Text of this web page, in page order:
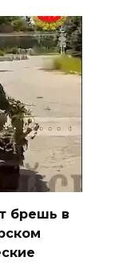
брешь в